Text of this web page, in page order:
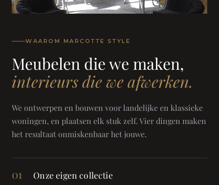
WAAROM MARCOTTE STYLE
Meubelen die we maken,
interieurs die we afwerken.
We ontwerpen en bouwen voor landelijke en klassieke
woningen, en plaatsen elk stuk zelf. Vier dingen maken
het resultaat onmiskenbaar het jouwe.
01 Onze eigen collectie